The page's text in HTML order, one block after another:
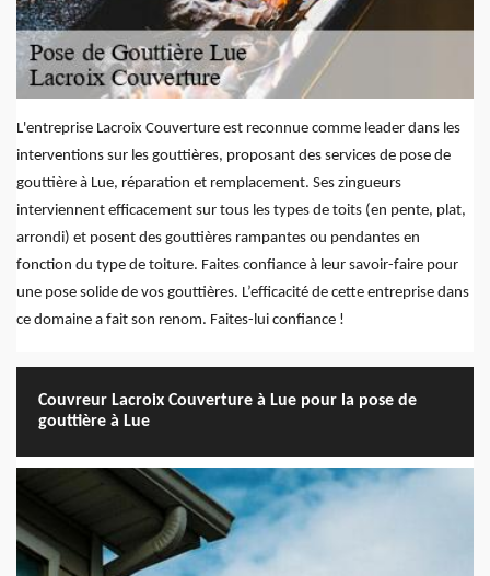
L'entreprise Lacroix Couverture est reconnue comme leader dans les
interventions sur les gouttières, proposant des services de pose de
gouttière à Lue, réparation et remplacement. Ses zingueurs
interviennent efficacement sur tous les types de toits (en pente, plat,
arrondi) et posent des gouttières rampantes ou pendantes en
fonction du type de toiture. Faites confiance à leur savoir-faire pour
une pose solide de vos gouttières. L’efficacité de cette entreprise dans
ce domaine a fait son renom. Faites-lui confiance !
Couvreur Lacroix Couverture à Lue pour la pose de
gouttière à Lue